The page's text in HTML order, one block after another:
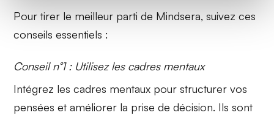
Pour tirer le meilleur parti de Mindsera, suivez ces
conseils essentiels :
Conseil n°1 : Utilisez les cadres mentaux
Intégrez lescadres mentaux pour structurer vos
pensées et améliorer la prise de décision. Ils sont